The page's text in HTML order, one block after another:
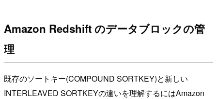
Amazon Redshift のデータブロックの管
理
既存のソートキー(COMPOUND SORTKEY)と新しい
INTERLEAVED SORTKEYの違いを理解するにはAmazon